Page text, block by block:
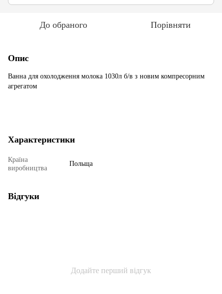
До обраного Порівняти
Опис
Ванна для охолодження молока 1030л б/в з новим компресорним
агрегатом
Характеристики
Країна
виробництва
Польща
Відгуки
Додайте перший відгук